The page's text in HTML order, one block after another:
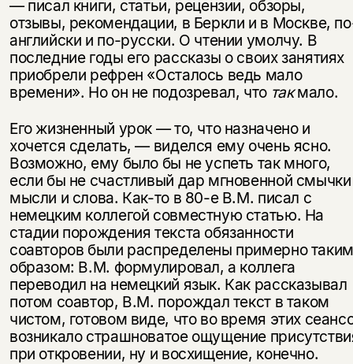
— писал книги, статьи, рецензии, обзоры,
отзывы, рекомендации, в Беркли и в Москве,
английски и по-русски. О чтении умолчу. В
последние годы его рассказы о своих занятиях
приобрели рефрен «Осталось ведь мало
времени». Но он не подозревал, что такмало.
Его жизненный урок — то, что назначено и
хочется сделать, — виделся ему очень ясно.
Возможно, ему было бы не успеть так много,
если бы не счаст­ливый дар мгновенной смычки
мысли и слова. Как-то в 80-е В.М. писал с
немецким коллегой совместную статью. На
стадии порождения текста обя­занности
соавторов были распределены примерно таким
образом: В.М. фор­мулировал, а коллега
переводил на немецкий язык. Как рассказывал
потом соавтор, В.М. порождал текст в таком
чистом, готовом виде, что во время этих
возникало страшноватое ощущение
при открове­нии, ну и восхищение, конечно.